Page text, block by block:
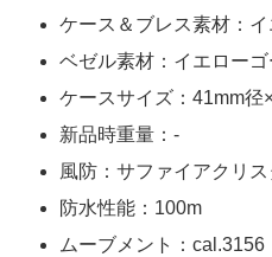
ケース＆ブレス素材：
ベゼル素材：イエローゴ
ケースサイズ：41mm径
新品時重量：-
風防：サファイアクリ
防水性能：100m
ムーブメント：cal.3156